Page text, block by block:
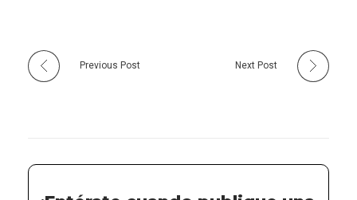
Previous Post Next Post